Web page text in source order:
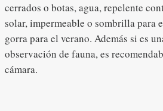
cerrados o botas, agua, repelente
solar, impermeable o sombrilla para
gorra para el verano. Además si es
observación de fauna, es
cámara.